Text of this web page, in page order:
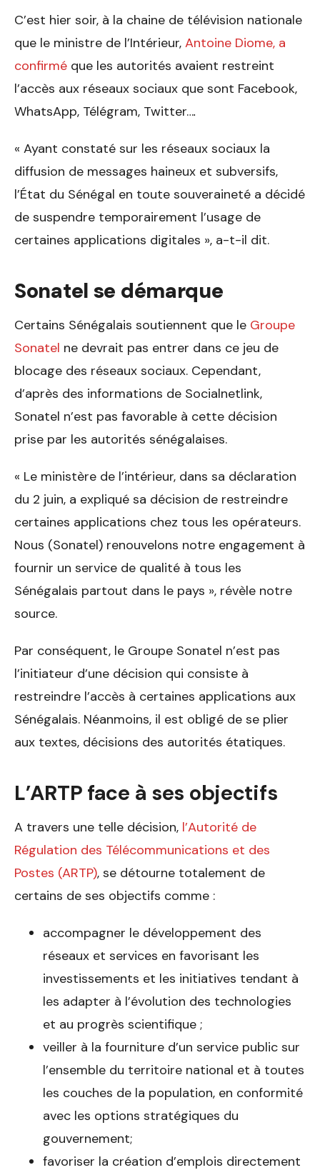
C’est hier soir, à la chaine de télévision nationale
que le ministre de l’Intérieur, Antoine Diome, a
confirmé que les autorités avaient restreint
l’accès aux réseaux sociaux que sont Facebook,
WhatsApp, Télégram, Twitter….
« Ayant constaté sur les réseaux sociaux la
diffusion de messages haineux et subversifs,
l’État du Sénégal en toute souveraineté a décidé
de suspendre temporairement l’usage de
certaines applications digitales », a-t-il dit.
Sonatel se démarque
Certains Sénégalais soutiennent que le Groupe
Sonatel ne devrait pas entrer dans ce jeu de
blocage des réseaux sociaux. Cependant,
d’après des informations de Socialnetlink,
Sonatel n’est pas favorable à cette décision
prise par les autorités sénégalaises.
« Le ministère de l’intérieur, dans sa déclaration
du 2 juin, a expliqué sa décision de restreindre
certaines applications chez tous les opérateurs.
Nous (Sonatel) renouvelons notre engagement à
fournir un service de qualité à tous les
Sénégalais partout dans le pays », révèle notre
source.
Par conséquent, le Groupe Sonatel n’est pas
l’initiateur d’une décision qui consiste à
restreindre l’accès à certaines applications aux
Sénégalais. Néanmoins, il est obligé de se plier
aux textes, décisions des autorités étatiques.
L’ARTP face à ses objectifs
A travers une telle décision, l’Autorité de
Régulation des Télécommunications et des
Postes (ARTP), se détourne totalement de
certains de ses objectifs comme :
accompagner le développement des
réseaux et services en favorisant les
investissements et les initiatives tendant à
les adapter à l’évolution des technologies
et au progrès scientifique ;
veiller à la fourniture d’un service public sur
l’ensemble du territoire national et à toutes
les couches de la population, en conformité
avec les options stratégiques du
gouvernement;
favoriser la création d’emplois directement